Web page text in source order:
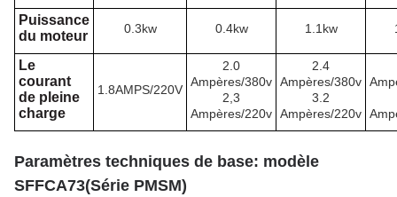
Puissance
du moteur
0.3kw 0.4kw 1.1kw
Le
courant
de pleine
charge
1.8AMPS/220V
2.0
Ampères/380v
2,3
Ampères/220v
2.4
Ampères/380v
3.2
Ampères/220v
Paramètres techniques de base: modèle
SFFCA73(Série PMSM)